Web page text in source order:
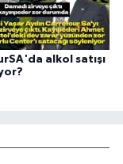
alkol satışı